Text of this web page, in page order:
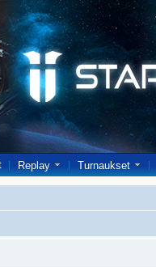
Replay Turnaukset